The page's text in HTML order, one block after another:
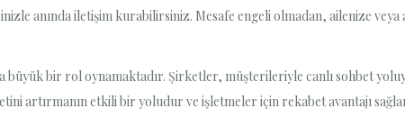
anında iletişim kurabilirsiniz. Mesafe engeli olmadan, ailenize
büyük bir rol oynamaktadır. Şirketler, müşterileriyle canlı sohbet
artırmanın etkili bir yoludur ve işletmeler için rekabet avantajı